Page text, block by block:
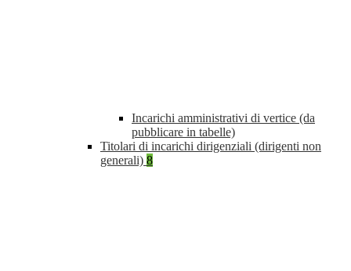
Incarichi amministrativi di vertice (da
pubblicare in tabelle)
Titolari di incarichi dirigenziali (dirigenti non
generali) 8